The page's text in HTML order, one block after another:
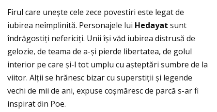
Firul care unește cele zece povestiri este legat de
iubirea neîmplinită. Personajele lui Hedayat sunt
îndrăgostiţi nefericiţi. Unii își văd iubirea distrusă de
gelozie, de teama de a-și pierde libertatea, de golul
interior pe care și-l tot umplu cu așteptări sumbre de la
viitor. Alţii se hrănesc bizar cu superstiţii și legende
vechi de mii de ani, expuse coșmăresc de parcă s-ar fi
inspirat din Poe.